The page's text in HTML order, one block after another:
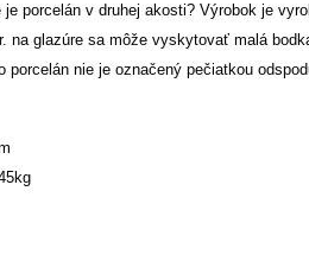
je porcelán v druhej akosti? Výrobok je
na glazúre sa môže vyskytovať malá
porcelán nie je označený pečiatkou